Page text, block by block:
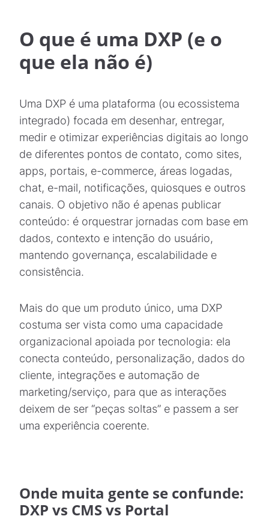
O que é uma DXP (e o
que ela não é)
Uma DXP é uma plataforma (ou ecossistema
integrado) focada em desenhar, entregar,
medir e otimizar experiências digitais ao longo
de diferentes pontos de contato, como sites,
apps, portais, e-commerce, áreas logadas,
chat, e-mail, notificações, quiosques e outros
canais. O objetivo não é apenas publicar
conteúdo: é orquestrar jornadas com base em
dados, contexto e intenção do usuário,
mantendo governança, escalabilidade e
consistência.
Mais do que um produto único, uma DXP
costuma ser vista como uma capacidade
organizacional apoiada por tecnologia: ela
conecta conteúdo, personalização, dados do
cliente, integrações e automação de
marketing/serviço, para que as interações
deixem de ser “peças soltas” e passem a ser
uma experiência coerente.
Onde muita gente se confunde:
DXP vs CMS vs Portal